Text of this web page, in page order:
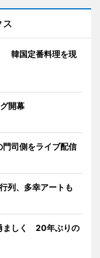
ス
韓国定番料理を現
開幕
司側をライブ配信
列、多幸アートも
ましく 20年ぶりの